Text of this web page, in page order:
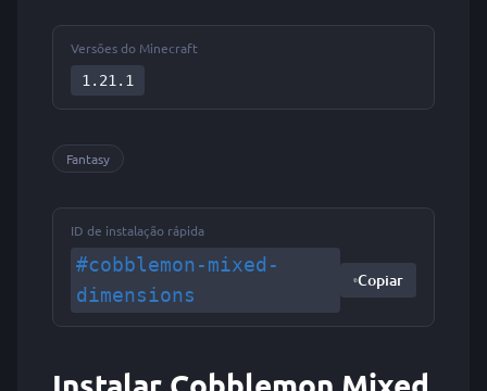
Versões do Minecraft
1.21.1
Fantasy
ID de instalação rápida
#cobblemon-mixed-
dimensions
Copiar